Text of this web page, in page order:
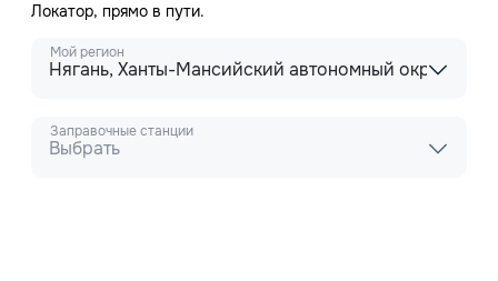
Локатор, прямо в пути.
Мой регион
Нягань, Ханты-Мансийский автономный округ -
Заправочные станции
Выбрать